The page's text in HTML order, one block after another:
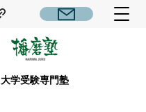
大学受験専門塾